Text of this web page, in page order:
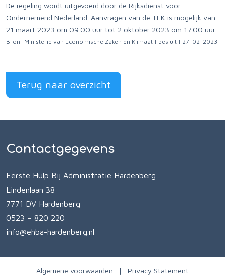
De regeling wordt uitgevoerd door de Rijksdienst voor
Ondernemend Nederland. Aanvragen van de TEK is mogelijk van
21 maart 2023 om 09.00 uur tot 2 oktober 2023 om 17.00 uur.
Bron: Ministerie van Economische Zaken en Klimaat | besluit | 27-02-2023
Terug naar overzicht
Contactgegevens
Eerste Hulp Bij Administratie Hardenberg
Lindenlaan 38
7771 DV Hardenberg
0523 – 820 220
info@ehba-hardenberg.nl
Algemene voorwaarden Privacy Statement